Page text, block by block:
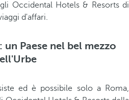
Occidental Hotels & Resorts di
d'affari.
Paese nel bel mezzo
ed è possibile solo a Roma,